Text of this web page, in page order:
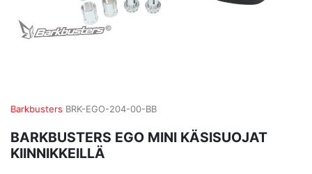
Barkbusters BRK-EGO-204-00-BB
BARKBUSTERS EGO MINI KÄSISUOJAT
KIINNIKKEILLÄ